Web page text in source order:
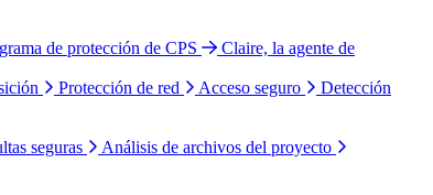
de protección de CPS
Claire, la agente de
Protección de red Acceso seguro
Detección
seguras
Análisis de archivos del proyecto